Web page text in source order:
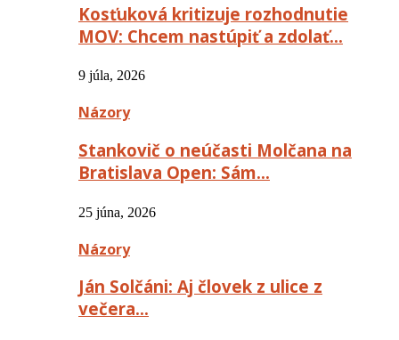
Kosťuková kritizuje rozhodnutie
MOV: Chcem nastúpiť a zdolať…
9 júla, 2026
Názory
Stankovič o neúčasti Molčana na
Bratislava Open: Sám…
25 júna, 2026
Názory
Ján Solčáni: Aj človek z ulice z
večera…